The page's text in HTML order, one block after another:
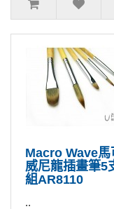
Macro Wave馬
威尼龍插畫筆5
組AR8110
..